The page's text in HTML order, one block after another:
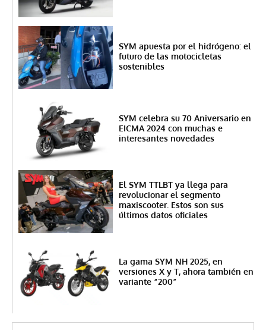
SYM apuesta por el hidrógeno: el
futuro de las motocicletas
sostenibles
SYM celebra su 70 Aniversario en
EICMA 2024 con muchas e
interesantes novedades
El SYM TTLBT ya llega para
revolucionar el segmento
maxiscooter. Estos son sus
últimos datos oficiales
La gama SYM NH 2025, en
versiones X y T, ahora también en
variante “200”